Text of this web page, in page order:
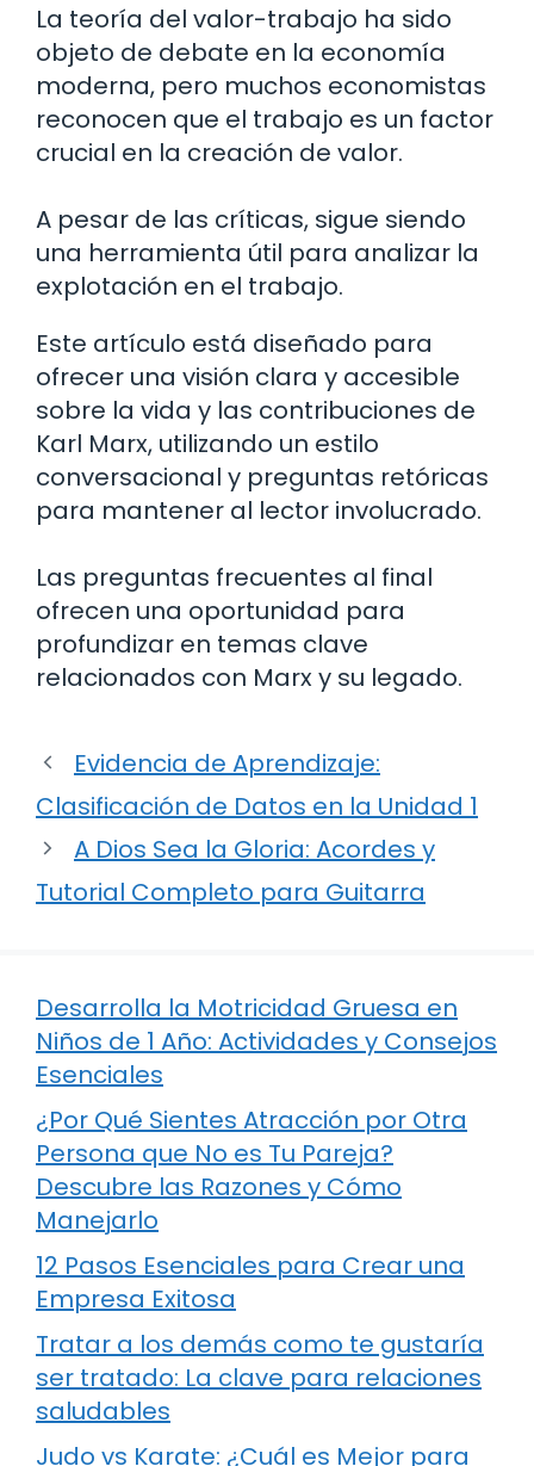
La teoría del valor-trabajo ha sido
objeto de debate en la economía
moderna, pero muchos economistas
reconocen que el trabajo es un factor
crucial en la creación de valor.
A pesar de las críticas, sigue siendo
una herramienta útil para analizar la
explotación en el trabajo.
Este artículo está diseñado para
ofrecer una visión clara y accesible
sobre la vida y las contribuciones de
Karl Marx, utilizando un estilo
conversacional y preguntas retóricas
para mantener al lector involucrado.
Las preguntas frecuentes al final
ofrecen una oportunidad para
profundizar en temas clave
relacionados con Marx y su legado.
Evidencia de Aprendizaje:
Clasificación de Datos en la Unidad 1
A Dios Sea la Gloria: Acordes y
Tutorial Completo para Guitarra
Desarrolla la Motricidad Gruesa en
Niños de 1 Año: Actividades y Consejos
Esenciales
¿Por Qué Sientes Atracción por Otra
Persona que No es Tu Pareja?
Descubre las Razones y Cómo
Manejarlo
12 Pasos Esenciales para Crear una
Empresa Exitosa
Tratar a los demás como te gustaría
ser tratado: La clave para relaciones
saludables
Judo vs Karate: ¿Cuál es Mejor para